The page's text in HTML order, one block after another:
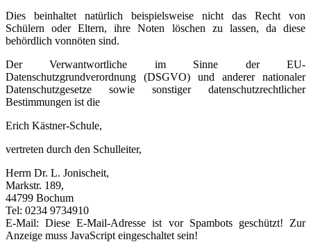
Dies beinhaltet natürlich beispielsweise nicht das Recht von
Schülern oder Eltern, ihre Noten löschen zu lassen, da diese
behördlich vonnöten sind.
Der Verwantwortliche im Sinne der EU-
Datenschutzgrundverordnung (DSGVO) und anderer nationaler
Datenschutzgesetze sowie sonstiger datenschutzrechtlicher
Bestimmungen ist die
Erich Kästner-Schule,
vertreten durch den Schulleiter,
Herrn Dr. L. Jonischeit,
Markstr. 189,
44799 Bochum
Tel: 0234 9734910
E-Mail:Diese E-Mail-Adresse ist vor Spambots geschützt! Zur
Anzeige muss JavaScript eingeschaltet sein!